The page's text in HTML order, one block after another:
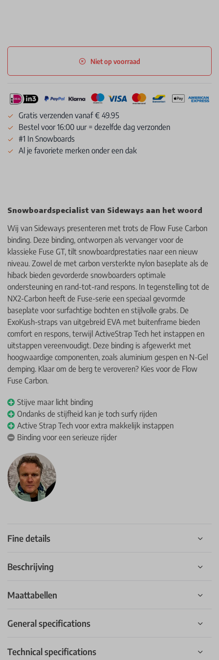
Niet op voorraad
Gratis verzenden vanaf € 49.95
Bestel voor 16:00 uur = dezelfde dag verzonden
#1 In Snowboards
Al je favoriete merken onder een dak
Snowboardspecialist van Sideways aan het woord
Wij van Sideways presenteren met trots de Flow Fuse Carbon
binding. Deze binding, ontworpen als vervanger voor de
klassieke Fuse GT, tilt snowboardprestaties naar een nieuw
niveau. Zowel de met carbon versterkte nylon baseplate als de
hiback bieden gevorderde snowboarders optimale
ondersteuning en rand-tot-rand respons. In tegenstelling tot de
NX2-Carbon heeft de Fuse-serie een speciaal gevormde
baseplate voor surfachtige bochten en stijlvolle grabs. De
ExoKush-straps van uitgebreid EVA met buitenframe bieden
comfort en respons, terwijl ActiveStrap Tech het instappen en
uitstappen vereenvoudigt. Deze binding is afgewerkt met
hoogwaardige componenten, zoals aluminium gespen en N-Gel
demping. Klaar om de berg te veroveren? Kies voor de Flow
Fuse Carbon.
Stijve maar licht binding
Ondanks de stijfheid kan je toch surfy rijden
Active Strap Tech voor extra makkelijk instappen
Binding voor een serieuze rijder
Fine details
Beschrijving
Maattabellen
General specifications
Technical specifications